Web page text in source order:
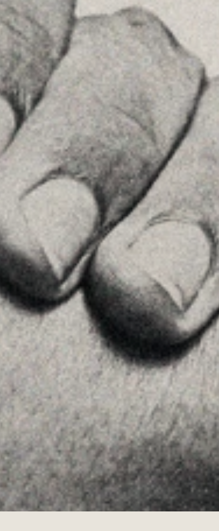
+34934677414
See on GoogleMaps
Príncipe de Vergara, 108 , 5ª planta
28002 , Madrid
+34 915759925
See on GoogleMaps
Home
Advice
Insights
Contact
FOLLOW US
Linkedin
Instagram
Youtube
Allyon — Barcelona, Spain
Copyrights © 2026 LEGAL NOTICE
COOKIES POLICY·PRIVACY POLICY·